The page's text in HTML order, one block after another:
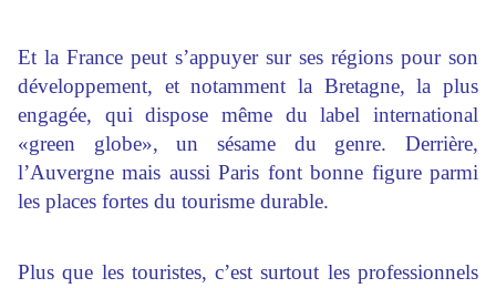
Et la France peut s’appuyer sur ses régions pour son
développement, et notamment la Bretagne, la plus
engagée, qui dispose même du label international
«green globe», un sésame du genre. Derrière,
l’Auvergne mais aussi Paris font bonne figure parmi
les places fortes du tourisme durable.
Plus que les touristes, c’est surtout les professionnels